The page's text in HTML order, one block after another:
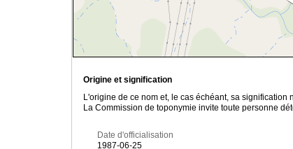
Origine et signification
L'origine de ce nom et, le cas échéant, sa signification
La Commission de toponymie invite toute personne
Date d'officialisation
1987-06-25